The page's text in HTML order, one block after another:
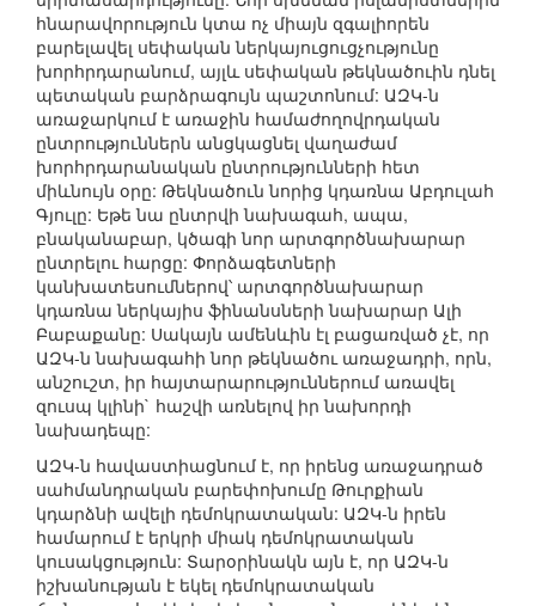
հնարավորություն կտա ոչ միայն զգալիորեն
բարելավել սեփական ներկայուցուցչությունը
խորհրդարանում, այլև սեփական թեկնածուին դնել
պետական բարձրագույն պաշտոնում: ԱԶԿ-ն
առաջարկում է առաջին համաժողովրդական
ընտրություններն անցկացնել վաղաժամ
խորհրդարանական ընտրությունների հետ
միևնույն օրը: Թեկնածուն նորից կդառնա Աբդուլահ
Գյուլը: Եթե նա ընտրվի նախագահ, ապա,
բնականաբար, կծագի նոր արտգործնախարար
ընտրելու հարցը: Փորձագետների
կանխատեսումներով՝ արտգործնախարար
կդառնա ներկայիս ‎‎‎‎‎‎‎‎‎‎‎‎ֆինանսների նախարար Ալի
Բաբաքանը: Սակայն ամենևին էլ բացառված չէ, որ
ԱԶԿ-ն նախագահի նոր թեկնածու առաջադրի, որն,
անշուշտ, իր հայտարարություններում առավել
զուսպ կլինի` հաշվի առնելով իր նախորդի
նախադեպը:
ԱԶԿ-ն հավաստիացնում է, որ իրենց առաջադրած
սահմանդրական բարեփոխումը Թուրքիան
կդարձնի ավելի դեմոկրատական: ԱԶԿ-ն իրեն
համարում է երկրի միակ դեմոկրատական
կուսակցություն: Տարօրինակն այն է, որ ԱԶԿ-ն
իշխանության է եկել դեմոկրատական